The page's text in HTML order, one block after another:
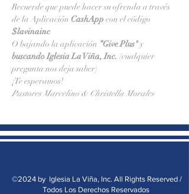
Recuerde que puede hacer su ofrenda a través
de la Aplicación CashApp con el código
$lavinainc
O bajando la aplicación “Give Plus" y
buscando Iglesia La Viña, Inc. (cualquier
pregunta nos deja saber)
¡Te esperamos!
Pastores Marcelino & Christella Morales
©2024 by Iglesia La Viña, Inc. All Rights Reserved /
Todos Los Derechos Reservados